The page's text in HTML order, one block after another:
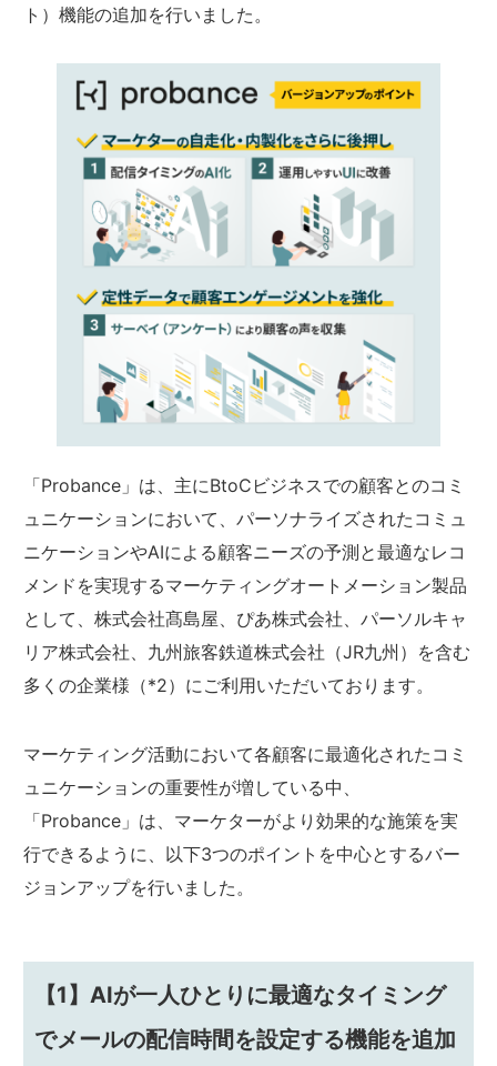
ト）機能の追加を行いました。
「Probance」は、主にBtoCビジネスでの顧客とのコミ
ュニケーションにおいて、パーソナライズされたコミュ
ニケーションやAIによる顧客ニーズの予測と最適なレコ
メンドを実現するマーケティングオートメーション製品
として、株式会社髙島屋、ぴあ株式会社、パーソルキャ
リア株式会社、九州旅客鉄道株式会社（JR九州）を含む
多くの企業様（*2）にご利用いただいております。
マーケティング活動において各顧客に最適化されたコミ
ュニケーションの重要性が増している中、
「Probance」は、マーケターがより効果的な施策を実
行できるように、以下3つのポイントを中心とするバー
ジョンアップを行いました。
【1】AIが一人ひとりに最適なタイミング
でメールの配信時間を設定する機能を追加